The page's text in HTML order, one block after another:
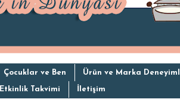
Çocuklar ve Ben Ürün ve Marka
Etkinlik Takvimi İletişim